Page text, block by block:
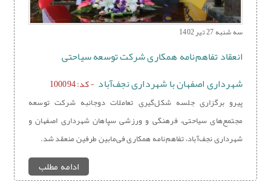
سه شنبه 27 تیر 1402
انعقاد تفاهم‌نامه همکاری شرکت توسعه سیاحتی
شهرداری اصفهان با شهرداری نجف‌آباد - کد: 100094
پیرو برگزاری جلسه شکل‌گیری تعاملات دوجانبه شرکت توسعه
مجتمع‌های سیاحتی، فرهنگی و ورزشی سپاهان شهرداری اصفهان و
شهرداری نجف‌آباد، تفاهم‌نامه همکاری فی‌مابین طرفین منعقد شد.
ادامه مطلب